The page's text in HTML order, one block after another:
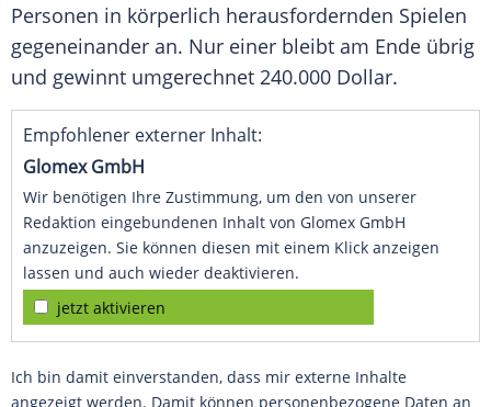
Personen in körperlich herausfordernden Spielen
gegeneinander an. Nur einer bleibt am Ende übrig
und gewinnt umgerechnet 240.000 Dollar.
Empfohlener externer Inhalt:
Glomex GmbH
Wir benötigen Ihre Zustimmung, um den von unserer
Redaktion eingebundenen Inhalt von Glomex GmbH
anzuzeigen. Sie können diesen mit einem Klick anzeigen
lassen und auch wieder deaktivieren.
jetzt aktivieren
Ich bin damit einverstanden, dass mir externe Inhalte
angezeigt werden. Damit können personenbezogene Daten an